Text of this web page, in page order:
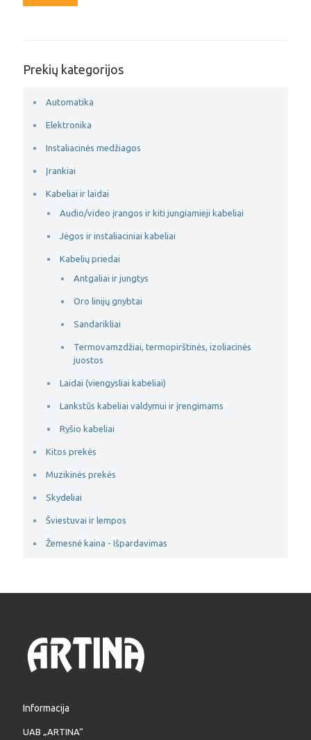
Prekių kategorijos
Automatika
Elektronika
Instaliacinės medžiagos
Įrankiai
Kabeliai ir laidai
Audio/video įrangos ir kiti jungiamieji kabeliai
Jėgos ir instaliaciniai kabeliai
Kabelių priedai
Antgaliai ir jungtys
Oro linijų gnybtai
Sandarikliai
Termovamzdžiai, termopirštinės, izoliacinės
juostos
Laidai (viengysliai kabeliai)
Lankstūs kabeliai valdymui ir įrengimams
Ryšio kabeliai
Kitos prekės
Muzikinės prekės
Skydeliai
Šviestuvai ir lempos
Žemesnė kaina - Išpardavimas
Informacija
UAB „ARTINA“